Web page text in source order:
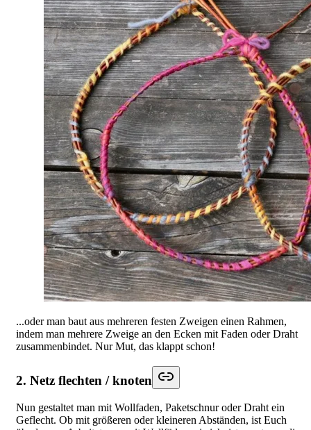
...oder man baut aus mehreren festen Zweigen einen Rahmen,
indem man mehrere Zweige an den Ecken mit Faden oder Draht
zusammenbindet. Nur Mut, das klappt schon!
2. Netz flechten / knoten
Nun gestaltet man mit Wollfaden, Paketschnur oder Draht ein
Geflecht. Ob mit größeren oder kleineren Abständen, ist Euch